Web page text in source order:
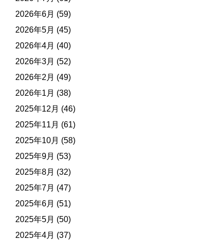
2026年6月 (59)
2026年5月 (45)
2026年4月 (40)
2026年3月 (52)
2026年2月 (49)
2026年1月 (38)
2025年12月 (46)
2025年11月 (61)
2025年10月 (58)
2025年9月 (53)
2025年8月 (32)
2025年7月 (47)
2025年6月 (51)
2025年5月 (50)
2025年4月 (37)